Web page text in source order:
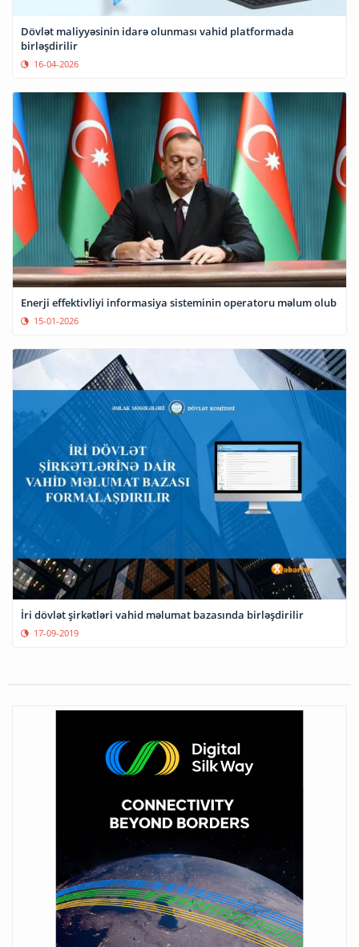
Dövlət maliyyəsinin idarə olunması vahid platformada
birləşdirilir
16-04-2026
Enerji effektivliyi informasiya sisteminin operatoru məlum olub
15-01-2026
İri dövlət şirkətləri vahid məlumat bazasında birləşdirilir
17-09-2019